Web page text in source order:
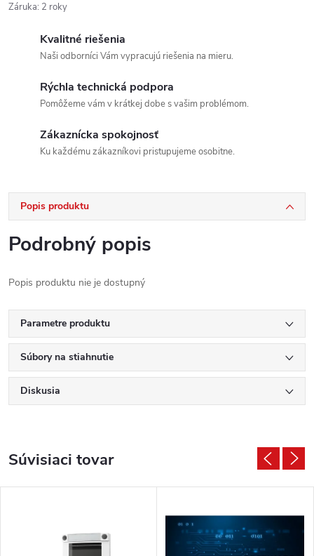
Záruka: 2 roky
Kvalitné riešenia
Naši odborníci Vám vypracujú riešenia na mieru.
Rýchla technická podpora
Pomôžeme vám v krátkej dobe s vašim problémom.
Zákaznícka spokojnosť
Ku každému zákazníkovi pristupujeme osobitne.
Popis produktu
Podrobný popis
Popis produktu nie je dostupný
Parametre produktu
Súbory na stiahnutie
Diskusia
Súvisiaci tovar